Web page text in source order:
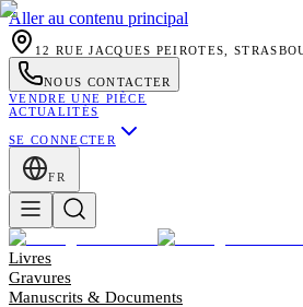
Aller au contenu principal
12 RUE JACQUES PEIROTES,
NOUS CONTACTER
VENDRE UNE PIÈCE
ACTUALITÉS
SE CONNECTER
FR
Livres
Gravures
Manuscrits & Documents